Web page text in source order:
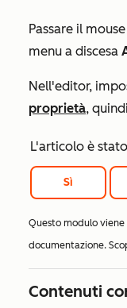
Passare il
menu a discesa
Nell'editor,
proprietà,
L'articolo è
Sì
Questo modulo
documentazione.
Contenuti